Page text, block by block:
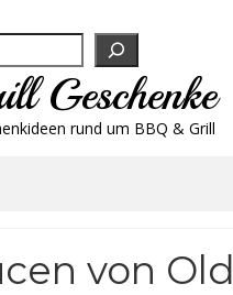
Geschenke
rund um BBQ & Grill
von Old